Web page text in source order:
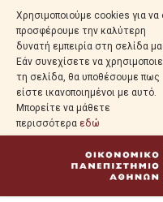
Χρησιμοποιούμε cookies για να
προσφέρουμε την καλύτερη
δυνατή εμπειρία στη σελίδα
Εάν συνεχίσετε να
τη σελίδα, θα υποθέσουμε πως
είστε ικανοποιημένοι με αυτό.
Μπορείτε να μάθετε
περισσότερα εδώ